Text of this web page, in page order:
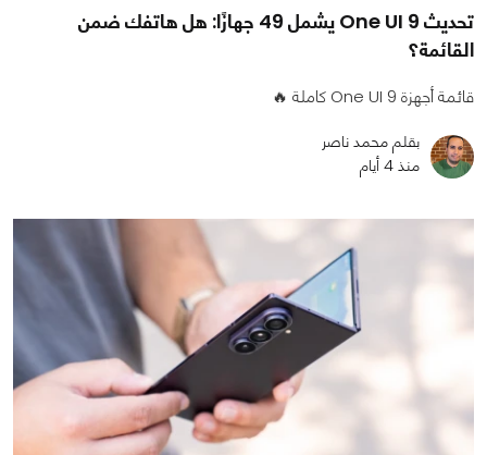
تحديث One UI 9 يشمل 49 جهازًا: هل هاتفك ضمن
القائمة؟
قائمة أجهزة One UI 9 كاملة 🔥
بقلم محمد ناصر
منذ 4 أيام